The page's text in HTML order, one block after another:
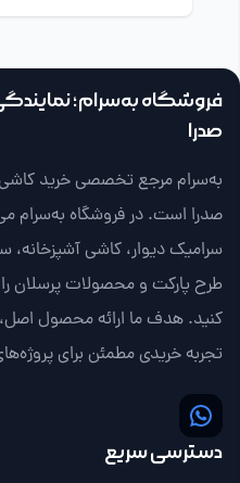
فروشگاه به‌سرام؛
صدرا
به‌سرام مرجع تخصصی خرید کاشی
صدرا است. در فروشگاه به‌سرام
سرامیک دیوار، کاشی
طرح پارکت و محصولات پرسلان
کنید. هدف ما ارائه محصول
تجربه خریدی مطمئن برای
دسترسی سریع